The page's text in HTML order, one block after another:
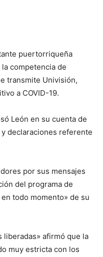
puertorriqueña
competencia de
transmite Univisión,
a COVID-19.
León en su cuenta de
declaraciones referente
por sus mensajes
del programa de
todo momento» de su
afirmó que la
muy estricta con los